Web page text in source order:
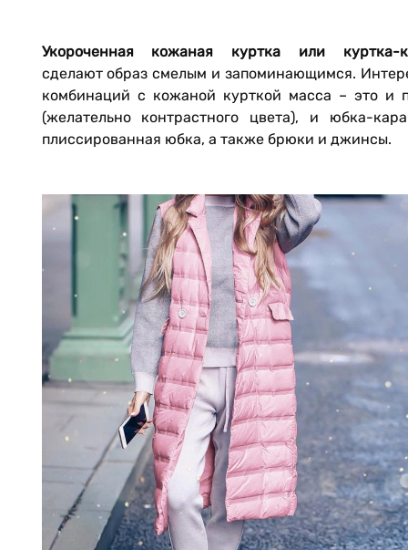
Укороченная кожаная куртка или куртка-
сделают образ смелым и запоминающимся.
комбинаций с кожаной курткой масса – это и
(желательно контрастного цвета), и юбка-
плиссированная юбка, а также брюки и